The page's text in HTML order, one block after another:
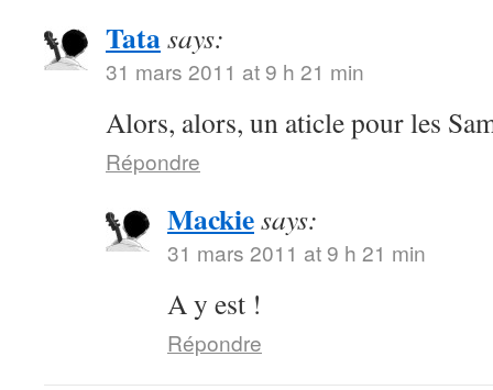
Tatasays:
31 mars 2011 at 9 h 21 min
Alors, alors, un aticle pour les
Répondre
Mackiesays:
31 mars 2011 at 9 h 21 min
A y est !
Répondre